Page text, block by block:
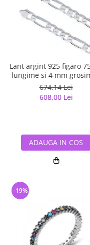
Lant argint 925 figaro
lungime si 4 mm
Classical You LSX0141
674,14 Lei
608,00 Lei
ADAUGA IN COS
-19%